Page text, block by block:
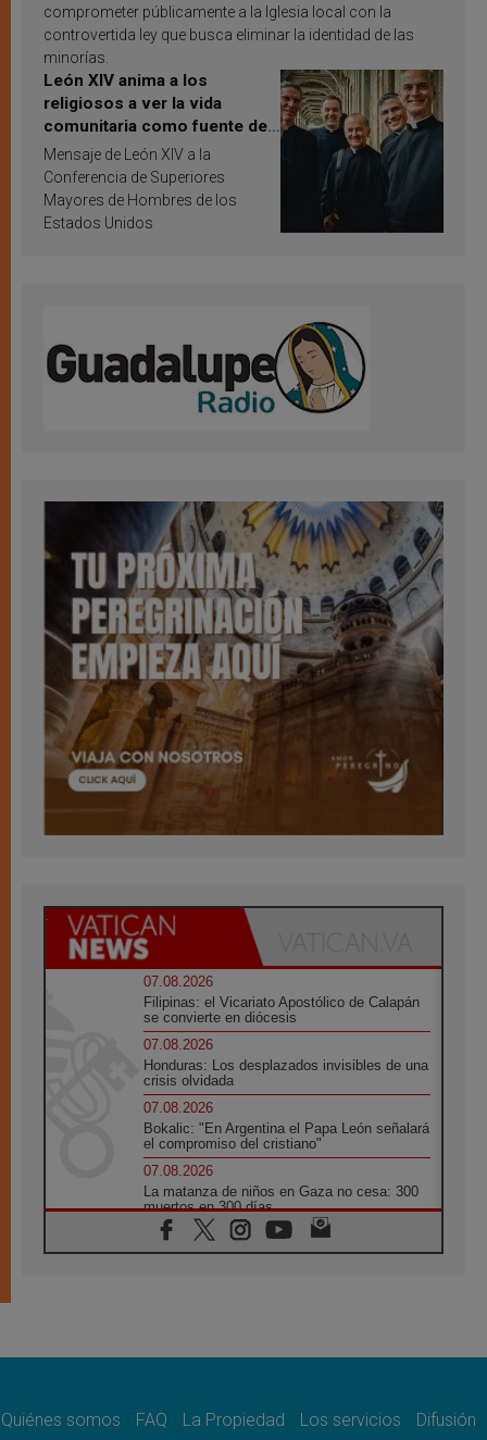
comprometer públicamente a la Iglesia local con la
controvertida ley que busca eliminar la identidad de las
minorías.
León XIV anima a los
religiosos a ver la vida
comunitaria como fuente de
inspiración y santificación
Mensaje de León XIV a la
Conferencia de Superiores
Mayores de Hombres de los
Estados Unidos
07.08.2026
Filipinas: el Vicariato Apostólico de Calapán
se convierte en diócesis
07.08.2026
Honduras: Los desplazados invisibles de una
crisis olvidada
07.08.2026
Bokalic: "En Argentina el Papa León señalará
el compromiso del cristiano"
07.08.2026
La matanza de niños en Gaza no cesa: 300
muertos en 300 días
07.08.2026
Tagle: La guerra desfigura el mundo, solo la
como misión al servicio del Evangelio
Quiénes somos FAQ La Propiedad Los servicios Difusión